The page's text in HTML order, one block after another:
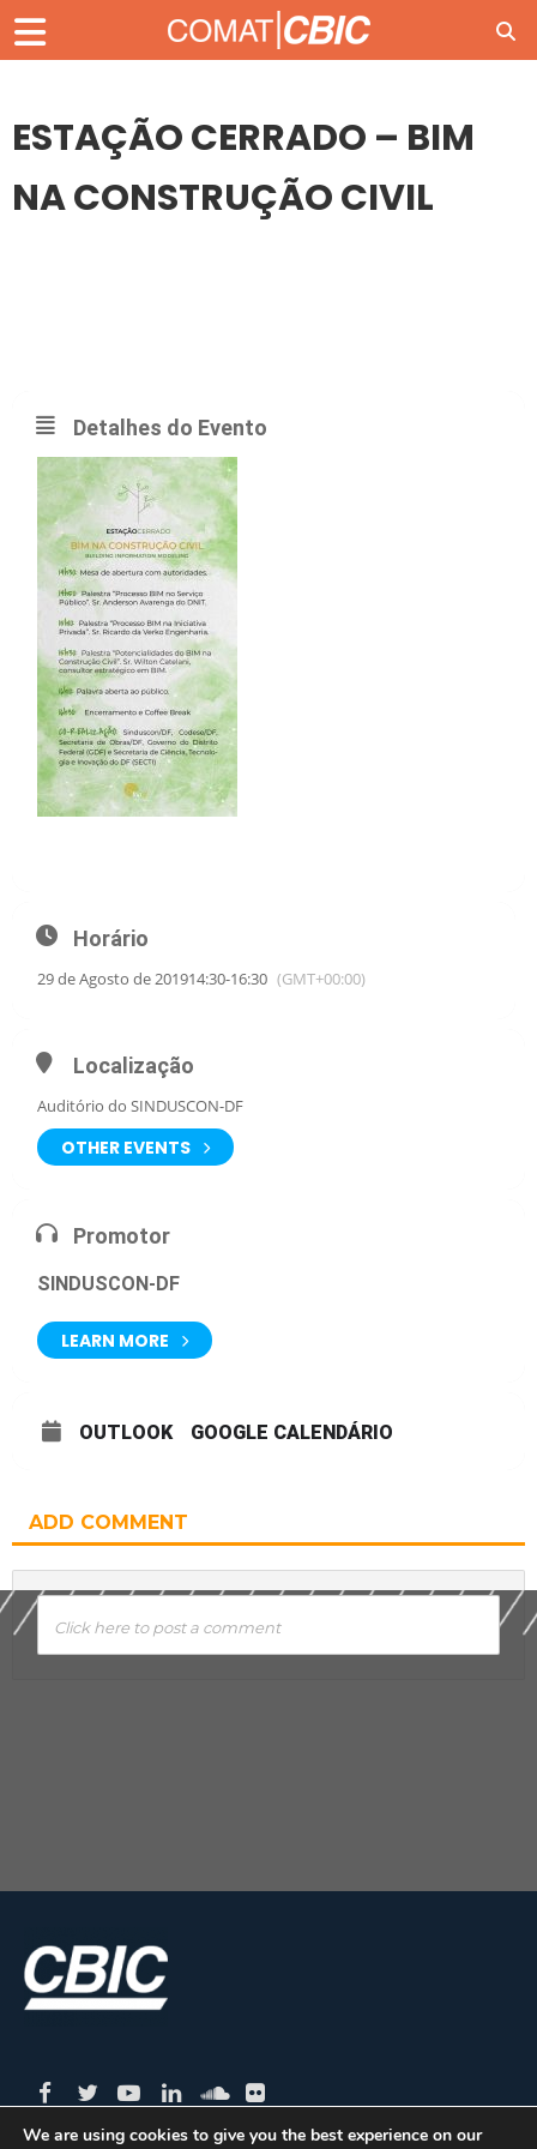
ESTAÇÃO CERRADO – BIM
NA CONSTRUÇÃO CIVIL
Detalhes do Evento
Horário
29 de Agosto de 201914:30-16:30 (GMT+00:00)
Localização
Auditório do SINDUSCON-DF
OTHER EVENTS
Promotor
SINDUSCON-DF
LEARN MORE
OUTLOOK GOOGLE CALENDÁRIO
ADD COMMENT
Click here to post a comment
We are using cookies to give you the best experience on our